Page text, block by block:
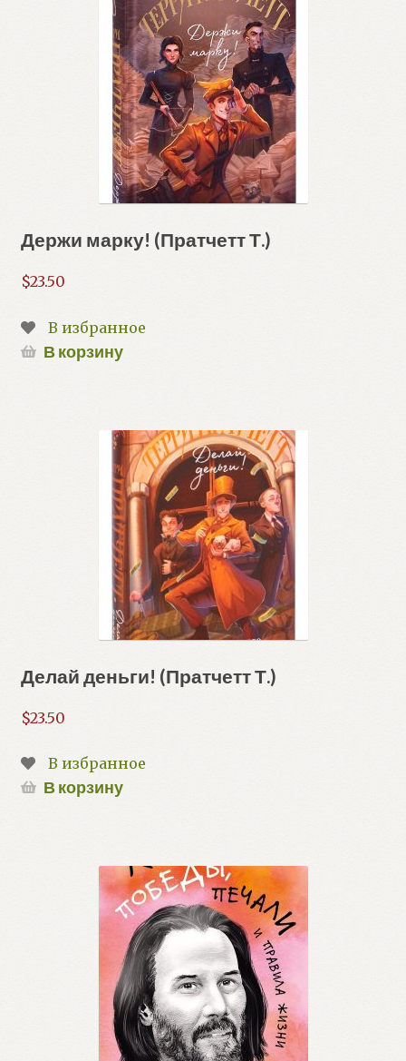
Держи марку! (Пратчетт Т.)
$23.50
В избранное
В корзину
Делай деньги! (Пратчетт Т.)
$23.50
В избранное
В корзину